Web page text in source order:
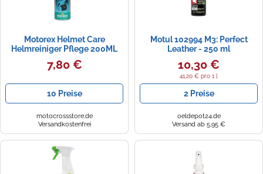
Motorex Helmet Care
Helmreiniger Pflege 200ML
7,80 €
10 Preise
motocrossstore.de
Versandkostenfrei
Motul 102994 M3: Perfect
Leather - 250 ml
10,30 €
41,20 € pro 1 l
2 Preise
oeldepot24.de
Versand ab 5,95 €